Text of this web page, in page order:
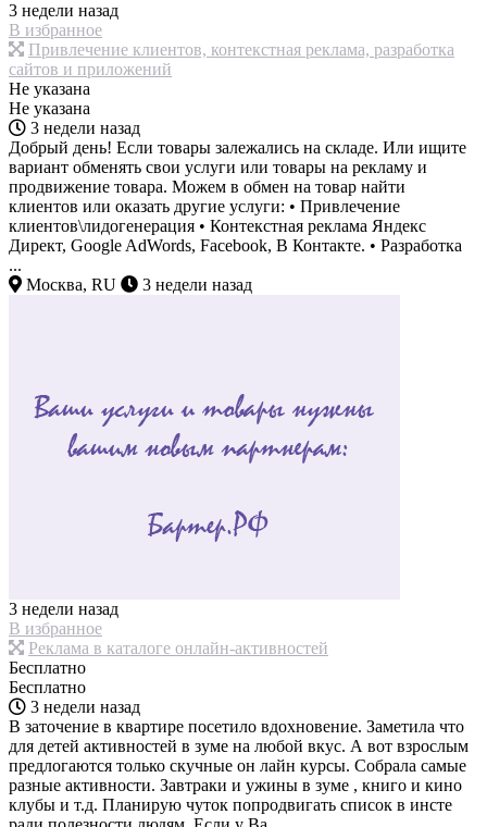
3 недели назад
В избранное
Привлечение клиентов, контекстная реклама, разработка
сайтов и приложений
Не указана
Не указана
3 недели назад
Добрый день! Если товары залежались на складе. Или ищите
вариант обменять свои услуги или товары на рекламу и
продвижение товара. Можем в обмен на товар найти
клиентов или оказать другие услуги: • Привлечение
клиентов\лидогенерация • Контекстная реклама Яндекс
Директ, Google AdWords, Facebook, В Контакте. • Разработка
...
Москва, RU
3 недели назад
3 недели назад
В избранное
Реклама в каталоге онлайн-активностей
Бесплатно
Бесплатно
3 недели назад
В заточение в квартире посетило вдохновение. Заметила что
для детей активностей в зуме на любой вкус. А вот взрослым
предлогаются только скучные он лайн курсы. Собрала самые
разные активности. Завтраки и ужины в зуме , книго и кино
клубы и т.д. Планирую чуток попродвигать список в инсте